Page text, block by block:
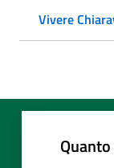
Vivere